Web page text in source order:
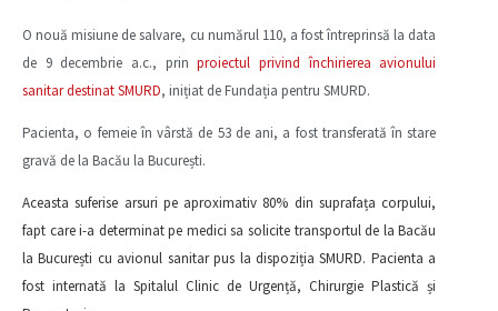
O nouă misiune de salvare, cu numărul 110, a fost întreprinsă la data
de 9 decembrie a.c., prinproiectul privind închirierea avionului
sanitar destinat SMURD, inițiat de Fundația pentru SMURD.
Pacienta, o femeie în vârstă de 53 de ani, a fost transferată în stare
gravă de la Bacău la București.
Aceasta suferise arsuri pe aproximativ 80% din suprafața corpului,
fapt care i-a determinat pe medici sa solicite transportul de la Bacău
la București cu avionul sanitar pus la dispoziția SMURD. Pacienta a
fost internată la Spitalul Clinic de Urgență, Chirurgie Plastică și